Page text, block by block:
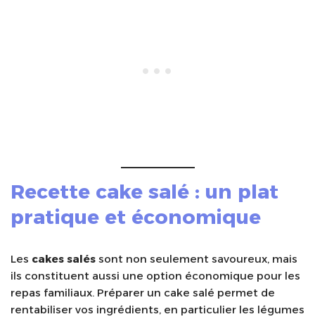
Recette cake salé : un plat
pratique et économique
Les cakes salés sont non seulement savoureux, mais
ils constituent aussi une option économique pour les
repas familiaux. Préparer un cake salé permet de
rentabiliser vos ingrédients, en particulier les légumes